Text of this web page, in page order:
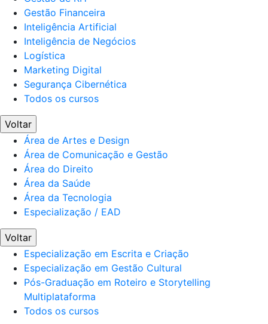
Gestão Financeira
Inteligência Artificial
Inteligência de Negócios
Logística
Marketing Digital
Segurança Cibernética
Todos os cursos
Voltar
Área de Artes e Design
Área de Comunicação e Gestão
Área do Direito
Área da Saúde
Área da Tecnologia
Especialização / EAD
Voltar
Especialização em Escrita e Criação
Especialização em Gestão Cultural
Pós-Graduação em Roteiro e Storytelling
Multiplataforma
Todos os cursos